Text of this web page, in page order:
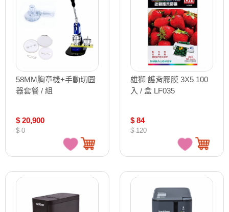
58MM胸章機+手動切圓
器套餐 / 組
$ 20,900
$ 0
雄獅 護背膠膜 3X5 100
入 / 盒 LF035
$ 84
$ 120